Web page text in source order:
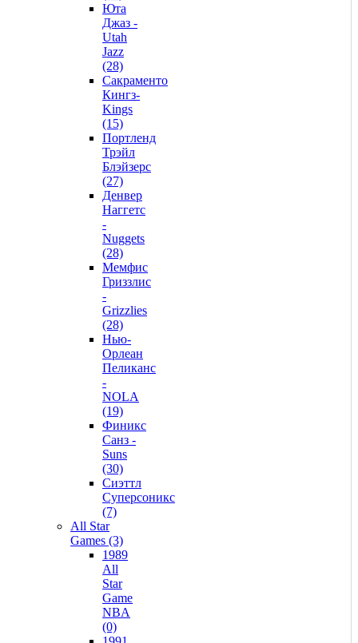
Юта
Джаз -
Utah
Jazz
(28)
Сакраменто
Кингз-
Kings
(15)
Портленд
Трэйл
Блэйзерс
(27)
Денвер
Наггетс
-
Nuggets
(28)
Мемфис
Гриззлис
-
Grizzlies
(28)
Нью-
Орлеан
Пеликанс
-
NOLA
(19)
Финикс
Санз -
Suns
(30)
Сиэттл
Суперсоникс
(7)
All Star
Games (3)
1989
All
Star
Game
NBA
(0)